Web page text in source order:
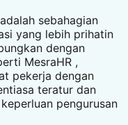
sebahagian
yang lebih prihatin
dengan
MesraHR ,
pekerja dengan
teratur dan
pengurusan